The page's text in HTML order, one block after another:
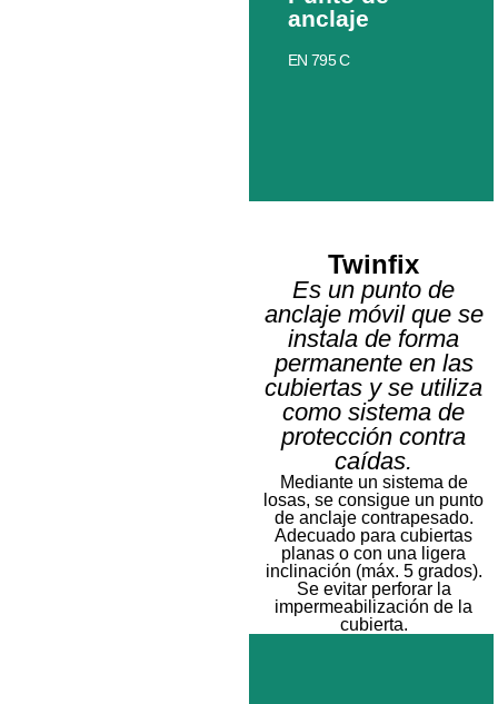
anclaje
EN 795 C
Travelfix
Línea de vida
Más
información
Twinfix
Es un punto de
anclaje móvil que se
instala de forma
permanente en las
cubiertas y se utiliza
como sistema de
protección contra
caídas.
Mediante un sistema de
losas, se consigue un punto
de anclaje contrapesado.
Adecuado para cubiertas
planas o con una ligera
inclinación (máx. 5 grados).
Se evitar perforar la
impermeabilización de la
cubierta.